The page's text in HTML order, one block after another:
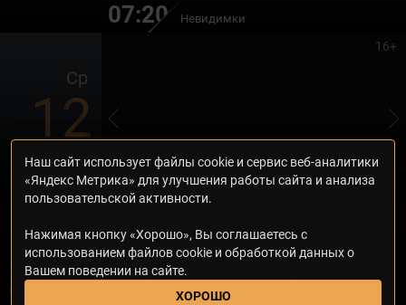
07:20 Невидимки
Ср
12
16+
06:35 Ёлки лохматые
© 2000—2026. Редакция телеканала «Дом кино Премиум». Все права на
любые материалы, опубликованные на сайте, защищены. Любое
использование материалов возможно только с согласия Редакции
Наш сайт использует файлы cookie и сервис веб-аналитики
«Яндекс Метрика» для улучшения работы сайта и анализа
пользовательской активности.
Нажимая кнопку «Хорошо», Вы соглашаетесь с
использованием файлов cookie и обработкой данных о
Вашем поведении на сайте.
ХОРОШО